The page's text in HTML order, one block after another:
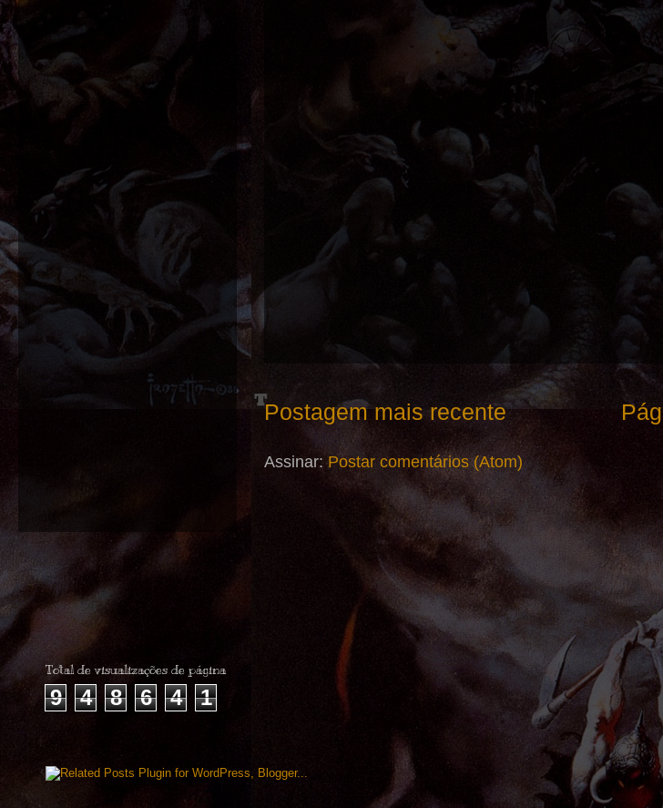
Postagem mais recente
Assinar:Postar comentários (Atom)
Total de visualizações de página
9 4 8 6 4 1